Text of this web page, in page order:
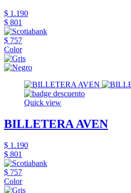
$ 1.190
$ 801
$ 757
Color
Quick view
BILLETERA AVEN
$ 1.190
$ 801
$ 757
Color